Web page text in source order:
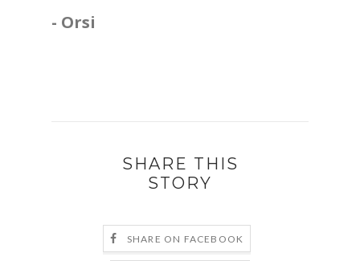
- Orsi
SHARE THIS
STORY
SHARE ON FACEBOOK